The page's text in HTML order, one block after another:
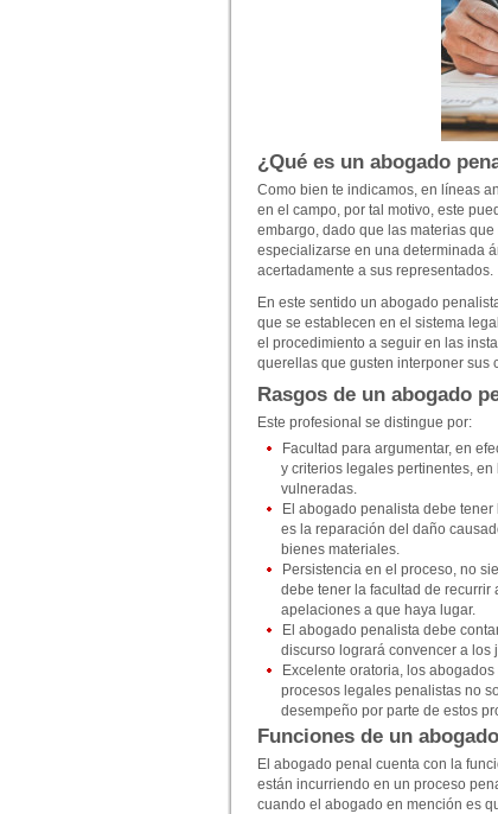
¿Qué es un abogado
Como bien te indicamos, en líneas
en el campo, por tal motivo, este
embargo, dado que las materias
especializarse en una determinada
acertadamente a sus representados.
En este sentido un abogado
que se establecen en el sistema
el procedimiento a seguir en las
querellas que gusten interponer sus
Rasgos de un abogado
Este profesional se distingue por:
Facultad para argumentar, en
y criterios legales pertinentes,
vulneradas.
El abogado penalista debe
es la reparación del daño
bienes materiales.
Persistencia en el proceso, no
debe tener la facultad de
apelaciones a que haya lugar.
El abogado penalista debe
discurso logrará convencer a
Excelente oratoria, los
procesos legales penalistas no
desempeño por parte de estos
Funciones de un
El abogado penal cuenta con la
están incurriendo en un proceso
cuando el abogado en mención es